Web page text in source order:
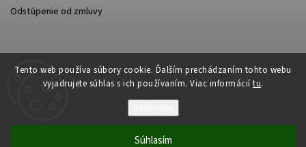
Tento web používa súbory cookie. Ďalším prechádzaním tohto webu
vyjadrujete súhlas s ich používaním. Viac informácií tu.
Súhlasím
Odstúpenie od zmluvy